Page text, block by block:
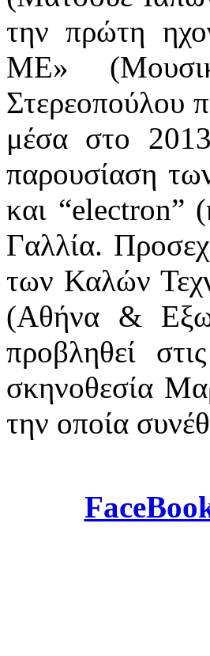
την πρώτη
ME»
Στερεοπούλου
μέσα στο
παρουσίαση
και “electron”
Γαλλία.
των Καλών
(Αθήνα &
προβληθεί
σκηνοθεσία
την οποία